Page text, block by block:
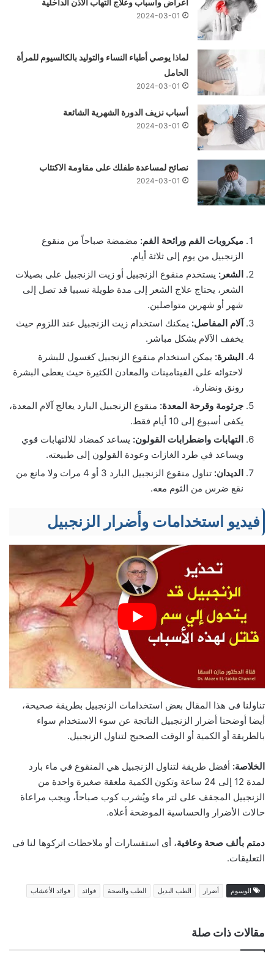
2024-03-01
لماذا يوصي أطباء النساء والتوليد بالكالسيوم للمرأة
الحامل
2024-03-01
أسباب نزيف الدورة الشهرية الشائعة
2024-03-01
نصائح لمساعدة طفلك على مقاومة الاكتئاب
2024-03-01
ميكروبات الفم ورائحة الفم: مضمضة صباحاً من منقوع
الزنجبيل من يوم إلى ثلاثة أيام.
الشعر: يستخدم منقوع الزنجبيل أو زيت الزنجبيل على بصيلات
الشعر، يحتاج علاج الشعر إلى مدة طويلة نسبيا قد تصل إلى
شهر أو شهرين متواصلين.
آلام المفاصل: يمكنك استخدام زيت الزنجبيل عند اللزوم حيث
يخفف الآلام بشكل مباشر.
البشرة: يمكن استخدام منقوع الزنجبيل كغسول للبشرة
لاحتوائه على الفيتامينات والمعادن الكثيرة حيث يعطى البشرة
رونق ونضارة.
جرثومة وقرحة المعدة: منقوع الزنجبيل البارد يعالج آلام المعدة،
يكفى أسبوع إلى 10 أيام فقط.
التهابات واضطرابات القولون: يساعد كمضاد للالتهابات قوي
ويساعد في طرد الغازات وعودة القولون إلى طبيعته.
الديدان:
تناول منقوع الزنجبيل البارد 3 أو 4 مرات ولا مانع من
نقع ضرس من الثوم معه.
فيديو استخدامات وأضرار الزنجبيل
تناولنا فى هذا المقال بعض استخدامات الزنجبيل بطريقة صحيحة،
أيضا أوضحنا أضرار الزنجبيل الناتجة عن سوء الاستخدام سواء
بالطريقة أو الكمية أو الوقت الصحيح لتناول الزنجبيل.
الخلاصة: أفضل طريقة لتناول الزنجبيل هي المنقوع في ماء بارد
لمدة 12 إلى 24 ساعة وتكون الكمية ملعقة صغيرة واحدة من
الزنجبيل المجفف على لتر ماء ويُشرب كوب صباحاً، ويجب مراعاة
حالات الأضرار والحساسية الموضحة أعلاه.
دمتم بألف صحة وعافية، أى استفسارات أو ملاحظات اتركوها لنا فى
التعليقات.
الوسوم أضرار الطب البديل الطب والصحة فوائد فوائد الأعشاب
مقالات ذات صلة